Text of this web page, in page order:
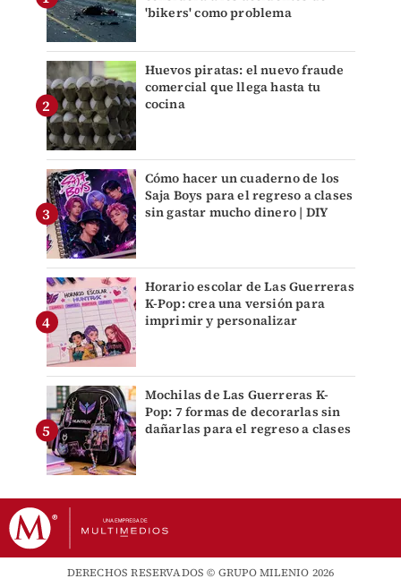
'bikers' como problema
Huevos piratas: el nuevo fraude
comercial que llega hasta tu
cocina
Cómo hacer un cuaderno de los
Saja Boys para el regreso a clases
sin gastar mucho dinero | DIY
Horario escolar de Las Guerreras
K-Pop: crea una versión para
imprimir y personalizar
Mochilas de Las Guerreras K-
Pop: 7 formas de decorarlas sin
dañarlas para el regreso a clases
DERECHOS RESERVADOS © GRUPO MILENIO 2026